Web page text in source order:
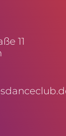
11